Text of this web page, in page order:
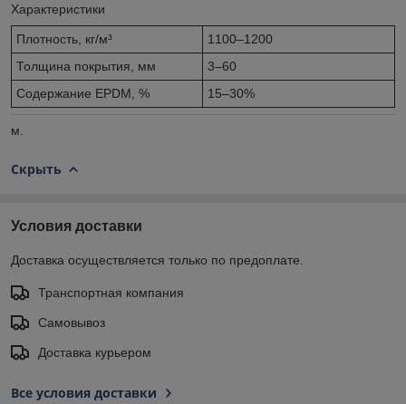
Характеристики
Плотность, кг/м³
1100–1200
Толщина покрытия, мм
3–60
Содержание EPDM, %
15–30%
м.
Скрыть
Условия доставки
Доставка осуществляется только по предоплате.
Транспортная компания
Самовывоз
Доставка курьером
Все условия доставки